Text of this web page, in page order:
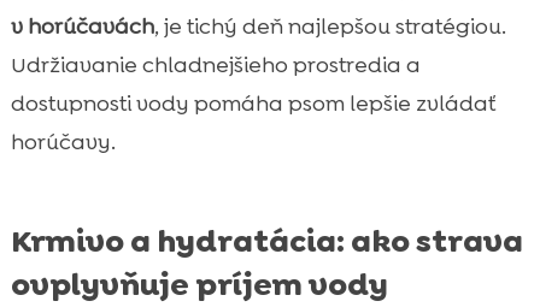
v horúčavách, je tichý deň najlepšou stratégiou.
Udržiavanie chladnejšieho prostredia a
dostupnosti vody pomáha psom lepšie zvládať
horúčavy.
Krmivo a hydratácia: ako strava
ovplyvňuje príjem vody